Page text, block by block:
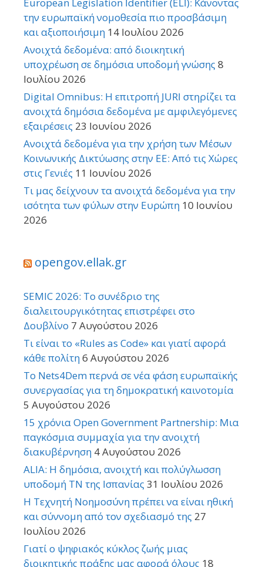
την ευρωπαϊκή νομοθεσία πιο προσβάσιμη
και αξιοποιήσιμη 14 Ιουλίου 2026
Ανοιχτά δεδομένα: από διοικητική
υποχρέωση σε δημόσια υποδομή γνώσης 8
Ιουλίου 2026
Digital Omnibus: Η επιτροπή JURI στηρίζει τα
ανοιχτά δημόσια δεδομένα με αμφιλεγόμενες
εξαιρέσεις 23 Ιουνίου 2026
Ανοιχτά δεδομένα για την χρήση των Μέσων
Κοινωνικής Δικτύωσης στην ΕΕ: Από τις Χώρες
στις Γενιές 11 Ιουνίου 2026
Τι μας δείχνουν τα ανοιχτά δεδομένα για την
ισότητα των φύλων στην Ευρώπη 10 Ιουνίου
2026
opengov.ellak.gr
SEMIC 2026: Το συνέδριο της
διαλειτουργικότητας επιστρέφει στο
Δουβλίνο 7 Αυγούστου 2026
Τι είναι το «Rules as Code» και γιατί αφορά
κάθε πολίτη6 Αυγούστου 2026
Το Nets4Dem περνά σε νέα φάση ευρωπαϊκής
συνεργασίας για τη δημοκρατική καινοτομία
5 Αυγούστου 2026
15 χρόνια Open Government Partnership: Μια
παγκόσμια συμμαχία για την ανοιχτή
διακυβέρνηση 4 Αυγούστου 2026
ALIA: Η δημόσια, ανοιχτή και πολύγλωσση
υποδομή ΤΝ της Ισπανίας 31 Ιουλίου 2026
Η Τεχνητή Νοημοσύνη πρέπει να είναι ηθική
και σύννομη από τον σχεδιασμό της 27
Ιουλίου 2026
Γιατί ο ψηφιακός κύκλος ζωής μιας
διοικητικής πράξης μας αφορά όλους 18